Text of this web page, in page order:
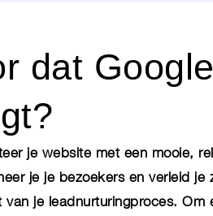
dat
je website met een mooie,
je je bezoekers en verleid je
je leadnurturingproces. Om